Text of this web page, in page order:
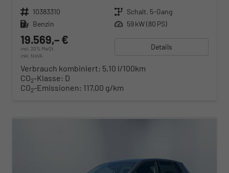
Fahrzeugnr. 10383310 Getriebe Schalt. 5-Gang
Kraftstoff Benzin Leistung 59 kW (80 PS)
19.569,– €
incl. 20% MwSt.
inkl. NoVA
Details
Verbrauch kombiniert: 5,10 l/100km
CO2-Klasse: D
CO2-Emissionen: 117,00 g/km